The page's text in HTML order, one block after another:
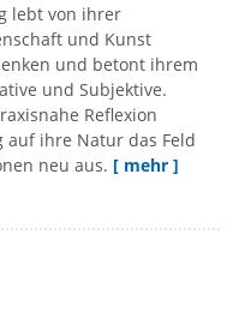
lebt von ihrer
und Kunst
und betont ihrem
und Subjektive.
Reflexion
auf ihre Natur das Feld
neu aus. [ mehr ]